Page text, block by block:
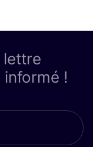
lettre
informé !